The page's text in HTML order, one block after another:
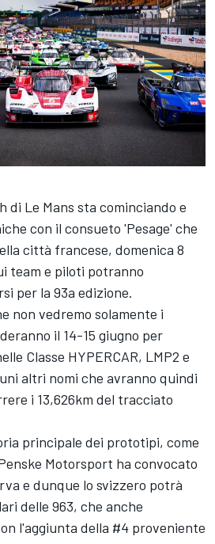
di Le Mans sta cominciando e
con il consueto 'Pesage' che
città francese, domenica 8
team e piloti potranno
per la 93a edizione.
non vedremo solamente i
il 14-15 giugno per
Classe HYPERCAR, LMP2 e
altri nomi che avranno quindi
i 13,626km del tracciato
principale dei prototipi, come
Motorsport ha convocato
e dunque lo svizzero potrà
delle 963, che anche
l'aggiunta della #4 proveniente